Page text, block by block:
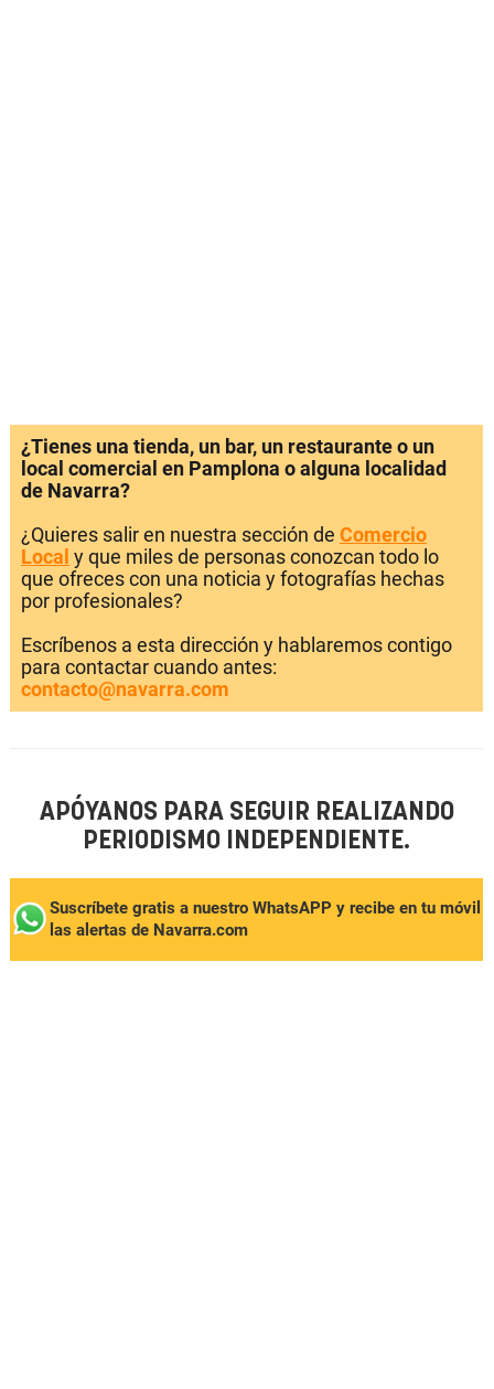
¿Tienes una tienda, un bar, un restaurante o un
local comercial en Pamplona o alguna localidad
de Navarra?
¿Quieres salir en nuestra sección de Comercio
Local y que miles de personas conozcan todo lo
que ofreces con una noticia y fotografías hechas
por profesionales?
Escríbenos a esta dirección y hablaremos contigo
para contactar cuando antes:
contacto@navarra.com
APÓYANOS PARA SEGUIR REALIZANDO
PERIODISMO INDEPENDIENTE.
Suscríbete gratis a nuestro WhatsAPP y recibe en tu móvil
las alertas de Navarra.com